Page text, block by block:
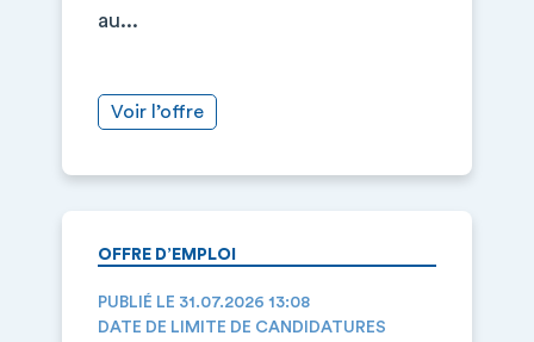
au...
Voir l’offre
OFFRE D’EMPLOI
PUBLIÉ LE 31.07.2026 13:08
DATE DE LIMITE DE CANDIDATURES